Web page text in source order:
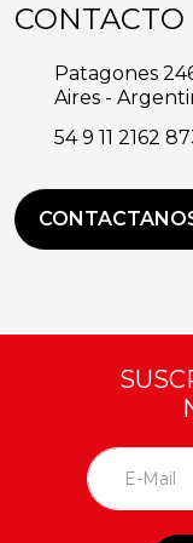
CONTACTO
Patagones
Aires -
54 9 11 2162